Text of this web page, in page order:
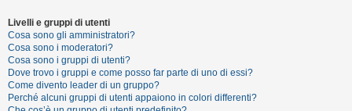
a
t
t
i
v
Livelli e gruppi di utenti
Cosa sono gli amministratori?
Cosa sono i moderatori?
Cosa sono i gruppi di utenti?
Dove trovo i gruppi e come posso far parte di uno di essi?
Come divento leader di un gruppo?
Perché alcuni gruppi di utenti appaiono in colori differenti?